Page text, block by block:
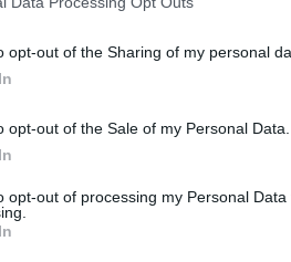
opt-out of the Sharing of my personal
opt-out of the Sale of my Personal Data.
opt-out of processing my Personal Data
og klar for
deg?
blir jo noe helt nytt.
jeg går skirenn.
i Trondheim?
helt gått opp for meg at
til en god prolog. Men jeg